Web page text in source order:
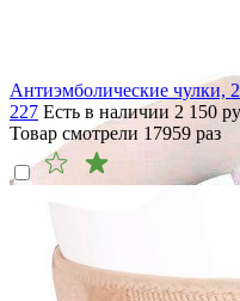
Антиэмболические чулки,
227 Есть в наличии 2 150
Товар смотрели 17959 раз